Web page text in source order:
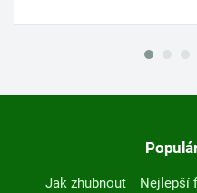
Jak zhubnout Nejlepší